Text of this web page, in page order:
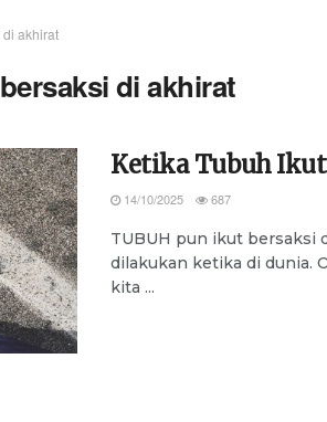
di akhirat
di akhirat
Ketika Tubuh
14/10/2025 687
TUBUH pun ikut bersaksi
dilakukan ketika di dunia.
kita ...